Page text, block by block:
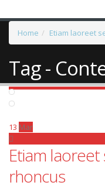
Home Etiam laoreet
Tag -
13 Mar
Etiam
rhoncus